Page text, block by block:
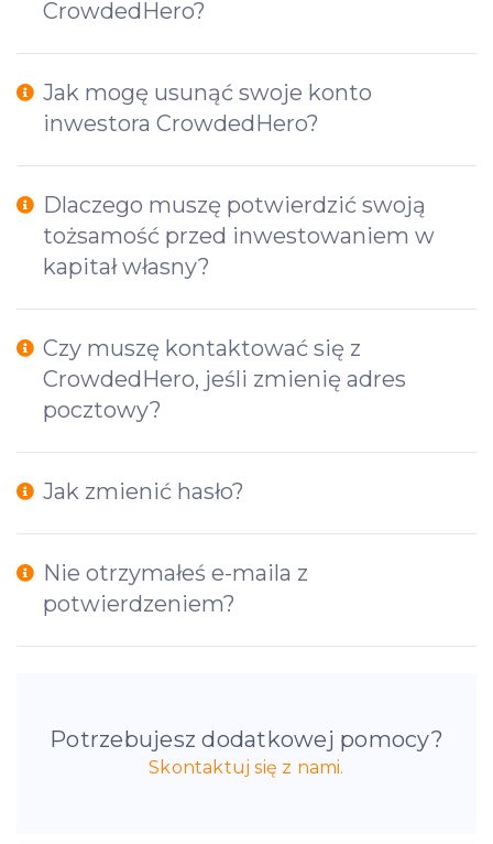
CrowdedHero?
Jak mogę usunąć swoje konto
inwestora CrowdedHero?
Dlaczego muszę potwierdzić swoją
tożsamość przed inwestowaniem w
kapitał własny?
Czy muszę kontaktować się z
CrowdedHero, jeśli zmienię adres
pocztowy?
Jak zmienić hasło?
Nie otrzymałeś e-maila z
potwierdzeniem?
Potrzebujesz dodatkowej pomocy?
Skontaktuj się z nami.